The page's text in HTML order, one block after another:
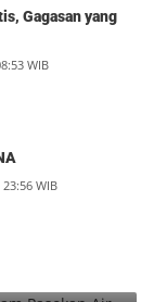
Gagasan yang
WIB
WIB
Air